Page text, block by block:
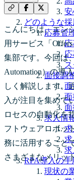
安
どのような
応募管
応
応
面接調
面
求人情
求
求
求
RPA導入の
現状の
こんにちは。エン
用サービス「
集部です。今回は
Automation）の導
しく解説します。
入が注目を集めて
ロセスの自動化を
フトウェアロボッ
務に活用すること
さまざまなメリッ